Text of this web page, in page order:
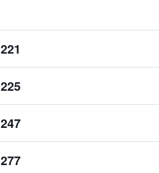
221 ﷼
225 ﷼
247 ﷼
277 ﷼